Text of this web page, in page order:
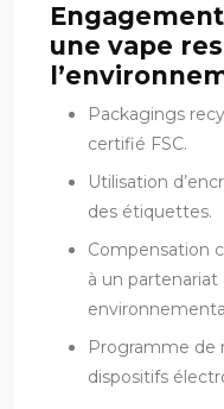
une vape
Packagings
certifié FSC.
Utilisation
des étiquettes.
Compensation
à un
Programme de
dispositifs